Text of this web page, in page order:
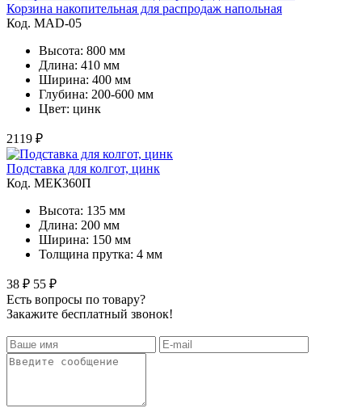
Корзина накопительная для распродаж напольная
Код. MAD-05
Высота: 800 мм
Длина: 410 мм
Ширина: 400 мм
Глубина: 200-600 мм
Цвет: цинк
2119 ₽
Подставка для колгот, цинк
Код. MЕК360П
Высота: 135 мм
Длина: 200 мм
Ширина: 150 мм
Толщина прутка: 4 мм
38 ₽ 55 ₽
Есть вопросы по товару?
Закажите бесплатный звонок!